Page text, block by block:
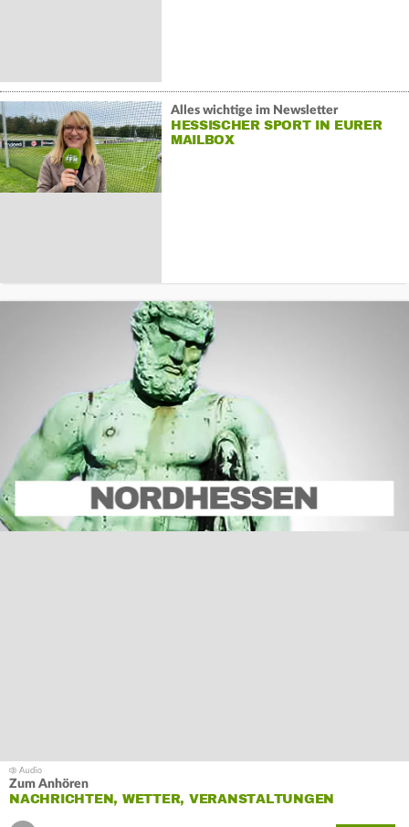
Alles wichtige im Newsletter
HESSISCHER SPORT IN EURER
MAILBOX
Zum Anhören
NACHRICHTEN, WETTER, VERANSTALTUNGEN